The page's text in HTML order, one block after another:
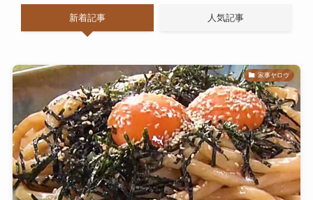
新着記事 人気記事
家事ヤロウ